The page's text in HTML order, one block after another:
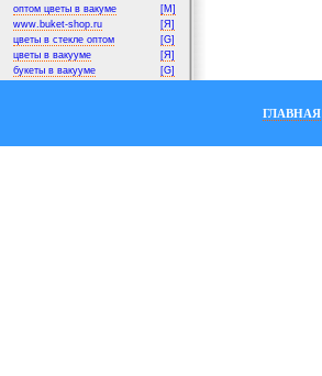
оптом цветы в вакуме
[M]
www.buket-shop.ru
[Я]
цветы в стекле оптом
[G]
цветы в вакууме
[Я]
букеты в вакууме
[G]
ГЛАВНАЯ